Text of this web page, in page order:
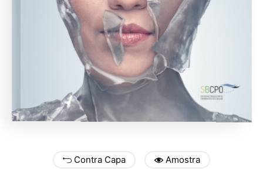
Contra Capa Amostra